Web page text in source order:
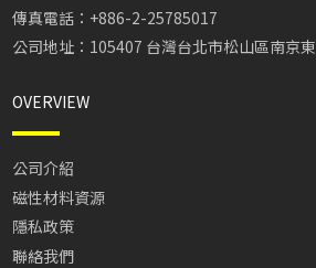
傳真電話：+886-2-25785017
公司地址：105407 台灣台北市松山區南京
OVERVIEW
公司介紹
磁性材料資源
隱私政策
聯絡我們